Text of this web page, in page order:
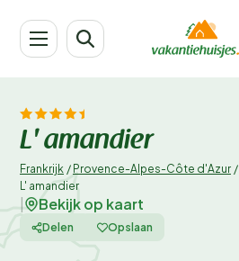
L' amandier
Frankrijk / Provence-Alpes-Côte d'Azur /
L' amandier
Bekijk op kaart
Delen Opslaan